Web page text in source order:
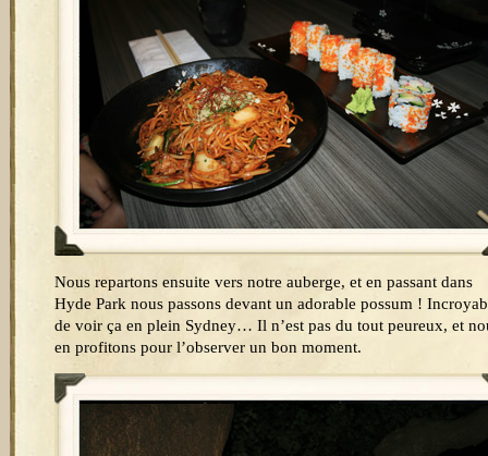
Nous repartons ensuite vers notre auberge, et en passant dans
Hyde Park nous passons devant un adorable possum !
de voir ça en plein Sydney… Il n’est pas du tout peureux, et
en profitons pour l’observer un bon moment.